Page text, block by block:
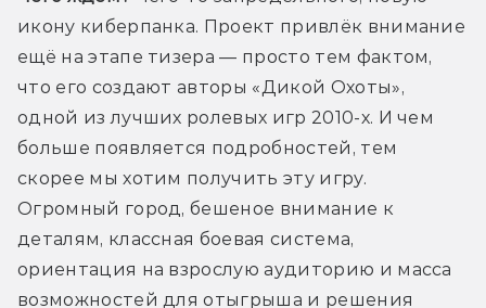
икону киберпанка. Проект привлёк внимание
ещё на этапе тизера — просто тем фактом,
что его создают авторы «Дикой Охоты»,
одной из лучших ролевых игр 2010-х. И чем
больше появляется подробностей, тем
скорее мы хотим получить эту игру.
Огромный город, бешеное внимание к
деталям, классная боевая система,
ориентация на взрослую аудиторию и масса
возможностей для отыгрыша и решения